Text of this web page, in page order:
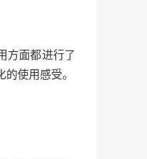
方面都进行了
使用感受。